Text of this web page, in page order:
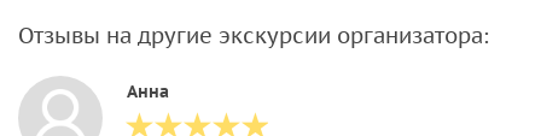
Отзывы на другие экскурсии организатора:
Анна